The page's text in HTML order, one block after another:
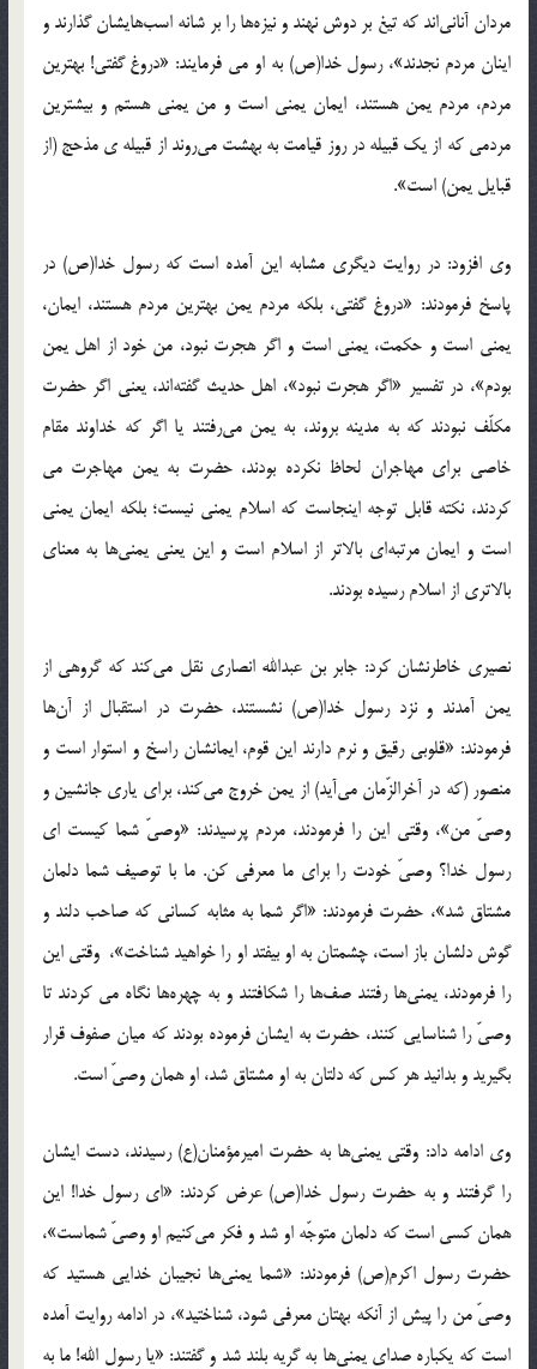
مردان آنانی‌اند که تیغ بر دوش نهند و نیزه‌ها را بر شانه اسب‌هایشان گذارند و
اینان مردم نجدند»، رسول خدا(ص) به او می فرمایند: «دروغ گفتی! بهترین
مردم، مردم یمن هستند، ایمان یمنی است و من یمنی هستم و بیشترین
مردمی که از یک قبیله در روز قیامت به بهشت می‌روند از قبیله ی مذحج (از
قبایل یمن) است».
وی افزود: در روایت دیگری مشابه این آمده است که رسول خدا(ص) در
پاسخ فرمودند: «دروغ گفتی، بلکه مردم یمن بهترین مردم هستند، ایمان،
یمنی است و حکمت، یمنی است و اگر هجرت نبود، من خود از اهل یمن
بودم»، در تفسیر «اگر هجرت نبود»، اهل حدیث گفته‌اند، یعنی اگر حضرت
مکلّف نبودند که به مدینه بروند، به یمن می‌رفتند یا اگر که خداوند مقام
خاصی برای مهاجران لحاظ نکرده بودند، حضرت به یمن مهاجرت می
کردند، نکته قابل توجه اینجاست که اسلام یمنی نیست؛ بلکه ایمان یمنی
است و ایمان مرتبه‌ای بالاتر از اسلام است و این یعنی یمنی‌ها به معنای
بالاتری از اسلام رسیده بودند.
نصیری خاطرنشان کرد: جابر بن عبدالله انصاری نقل می‌کند که گروهی از
یمن آمدند و نزد رسول خدا(ص) نشستند، حضرت در استقبال از آن‌ها
فرمودند: «قلوبی رقیق و نرم دارند این قوم، ایمانشان راسخ و استوار است و
منصور (که در آخرالزّمان می‌آید) از یمن خروج می‌کند، برای یاری جانشین و
وصیّ من»، وقتی این را فرمودند، مردم پرسیدند: «وصیّ شما کیست ای
رسول خدا؟ وصیّ خودت را برای ما معرفی کن. ما با توصیف شما دلمان
مشتاق شد»، حضرت فرمودند: «اگر شما به مثابه کسانی که صاحب دلند و
گوش دلشان باز است، چشمتان به او بیفتد او را خواهید شناخت»، وقتی این
را فرمودند، یمنی‌ها رفتند صف‌ها را شکافتند و به چهره‌ها نگاه می کردند تا
وصیّ را شناسایی کنند، حضرت به ایشان فرموده بودند که میان صفوف قرار
بگیرید و بدانید هر کس که دلتان به او مشتاق شد، او همان وصیّ است.
وی ادامه داد: وقتی یمنی‌ها به حضرت امیرمؤمنان(ع) رسیدند، دست ایشان
را گرفتند و به حضرت رسول خدا(ص) عرض کردند: «ای رسول خدا! این
همان کسی است که دلمان متوجّه او شد و فکر می‌کنیم او وصیّ شماست»،
حضرت رسول اکرم(ص) فرمودند: «شما یمنی‌ها نجیبان خدایی هستید که
وصیّ من را پیش از آنکه بهتان معرفی شود، شناختید»، در ادامه روایت آمده
است که یکباره صدای یمنی‌ها به گریه بلند شد و گفتند: «یا رسول الله! ما به